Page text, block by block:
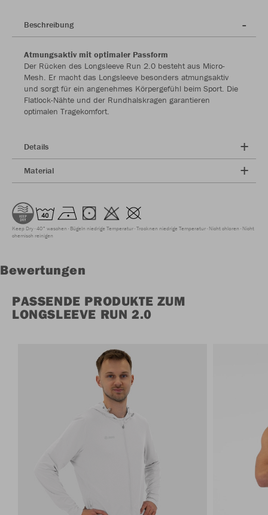
Beschreibung
Atmungsaktiv mit optimaler Passform
Der Rücken des Longsleeve Run 2.0 besteht aus Micro-
Mesh. Er macht das Longsleeve besonders atmungsaktiv
und sorgt für ein angenehmes Körpergefühl beim Sport. Die
Flatlock-Nähte und der Rundhalskragen garantieren
optimalen Tragekomfort.
Details
Material
Keep Dry 40° waschen Bügeln niedrige Temperatur Trocknen niedrige Temperatur Nicht chloren Nicht
chemisch reinigen
Bewertungen
PASSENDE PRODUKTE ZUM
LONGSLEEVE RUN 2.0